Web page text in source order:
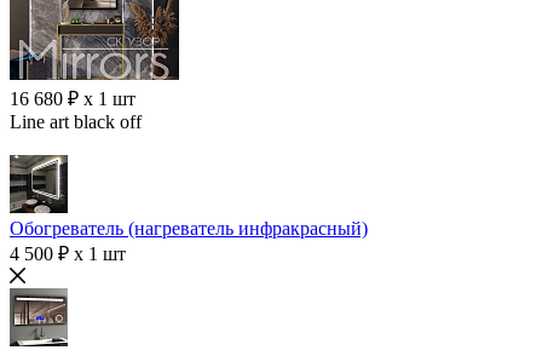
16 680 ₽ x 1 шт
Line art black off
Обогреватель (нагреватель инфракрасный)
4 500 ₽ x 1 шт